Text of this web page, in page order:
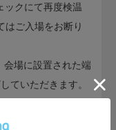
クにて再度検温
はご入場をお断り
場に設置された端
ていただきます。